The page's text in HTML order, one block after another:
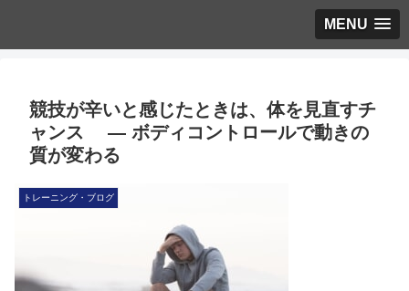
MENU
競技が辛いと感じたときは、体を見直すチ
ャンス ― ボディコントロールで動きの
質が変わる
トレーニング・ブログ